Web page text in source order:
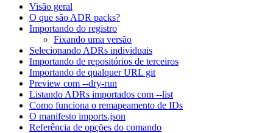
Visão geral
O que são ADR packs?
Importando do registro
Fixando uma versão
Selecionando ADRs individuais
Importando de repositórios de terceiros
Importando de qualquer URL git
Preview com --dry-run
Listando ADRs importados com --list
Como funciona o remapeamento de IDs
O manifesto imports.json
Referência de opções do comando